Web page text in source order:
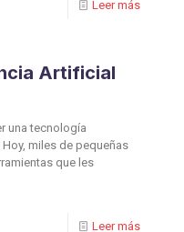
Leer más
Artificial
una tecnología
miles de pequeñas
que les
Leer más